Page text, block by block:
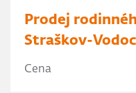
Prodej
Straškov-
Cena